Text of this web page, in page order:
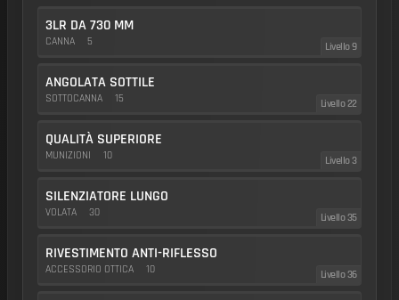
3LR DA 730 MM
CANNA 5 Livello 9
ANGOLATA SOTTILE
SOTTOCANNA 15 Livello 22
QUALITÀ SUPERIORE
MUNIZIONI 10 Livello 3
SILENZIATORE LUNGO
VOLATA 30 Livello 35
RIVESTIMENTO ANTI-RIFLESSO
ACCESSORIO OTTICA 10 Livello 36